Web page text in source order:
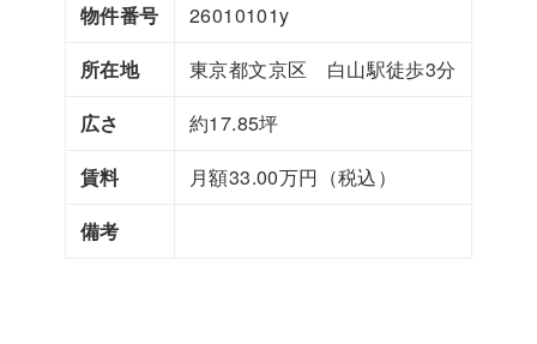
物件番号
26010101y
所在地
東京都文京区 白山駅徒歩3分
広さ
約17.85坪
賃料
月額33.00万円（税込）
備考